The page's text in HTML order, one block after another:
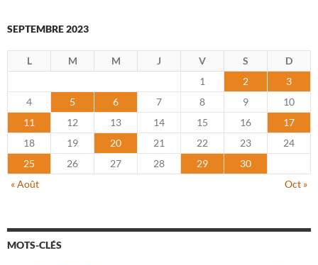
SEPTEMBRE 2023
L M M J V S
D
1
2
3
4
5 6 7 8 9
10
11
12 13 14 15 16
17
18
19 20 21 22 23
24
25
26 27 28 29
30
« Août
Oct »
MOTS-CLÉS